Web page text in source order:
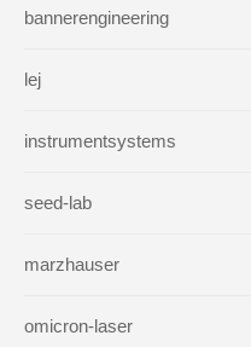
bannerengineering
lej
instrumentsystems
seed-lab
marzhauser
omicron-laser